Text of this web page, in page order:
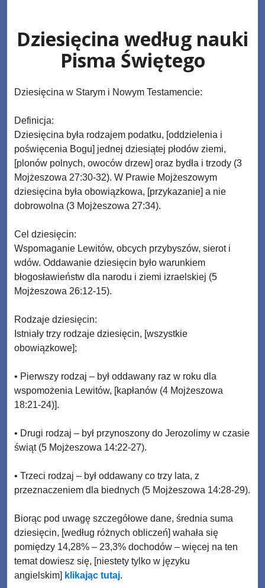
content
Dziesięcina według nauki
Pisma Świętego
Dziesięcina w Starym i Nowym Testamencie:
Definicja:
Dziesięcina była rodzajem podatku, [oddzielenia i
poświęcenia Bogu] jednej dziesiątej płodów ziemi,
[plonów polnych, owoców drzew] oraz bydła i trzody (3
Mojżeszowa 27:30-32). W Prawie Mojżeszowym
dziesięcina była obowiązkowa, [przykazanie] a nie
dobrowolna (3 Mojżeszowa 27:34).
Cel dziesięcin:
Wspomaganie Lewitów, obcych przybyszów, sierot i
wdów. Oddawanie dziesięcin było warunkiem
błogosławieństw dla narodu i ziemi izraelskiej (5
Mojżeszowa 26:12-15).
Rodzaje dziesięcin:
Istniały trzy rodzaje dziesięcin, [wszystkie
obowiązkowe];
• Pierwszy rodzaj – był oddawany raz w roku dla
wspomożenia Lewitów, [kapłanów (4 Mojżeszowa
18:21-24)].
• Drugi rodzaj – był przynoszony do Jerozolimy w czasie
świąt (5 Mojżeszowa 14:22-27).
• Trzeci rodzaj – był oddawany co trzy lata, z
przeznaczeniem dla biednych (5 Mojżeszowa 14:28-29).
Biorąc pod uwagę szczegółowe dane, średnia suma
dziesięcin, [według różnych obliczeń] wahała się
pomiędzy 14,28% – 23,3% dochodów – więcej na ten
temat dowiesz się, [niestety tylko w języku
angielskim] klikając tutaj.